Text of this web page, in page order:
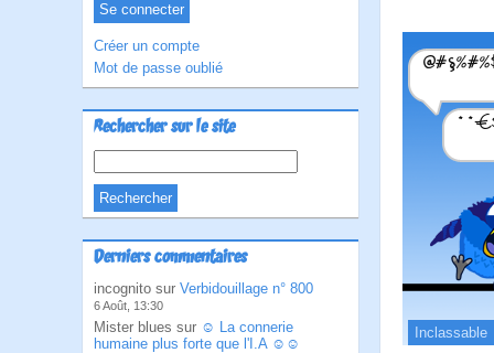
Créer un compte
Mot de passe oublié
Rechercher sur le site
Derniers commentaires
incognito sur Verbidouillage n° 800
6 Août, 13:30
Mister blues sur ☺ La connerie
humaine plus forte que l'I.A ☺☺
Inclassable